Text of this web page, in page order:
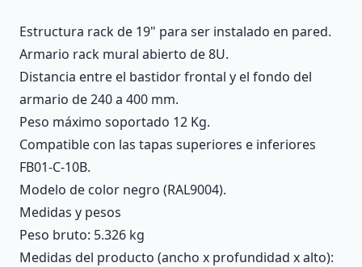
Estructura rack de 19" para ser instalado en pared.
Armario rack mural abierto de 8U.
Distancia entre el bastidor frontal y el fondo del
armario de 240 a 400 mm.
Peso máximo soportado 12 Kg.
Compatible con las tapas superiores e inferiores
FB01-C-10B.
Modelo de color negro (RAL9004).
Medidas y pesos
Peso bruto: 5.326 kg
Medidas del producto (ancho x profundidad x alto):